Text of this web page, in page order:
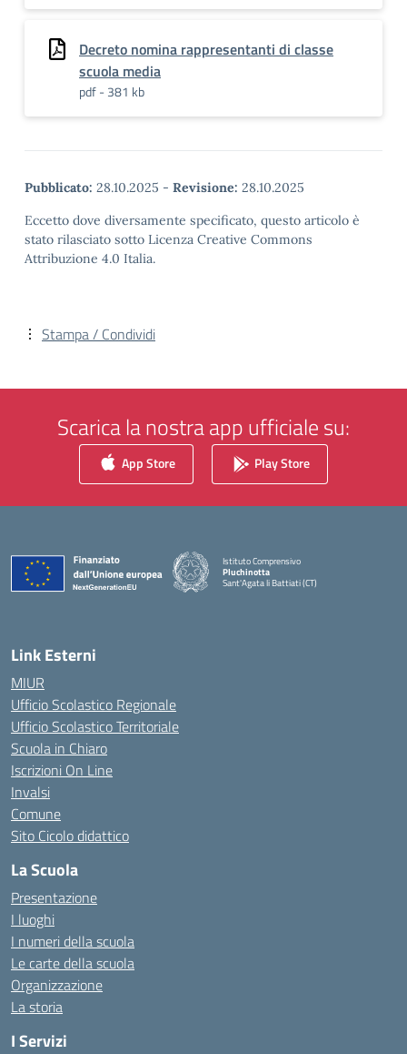
Decreto nomina rappresentanti di classe
scuola media
pdf - 381 kb
Pubblicato: 28.10.2025 - Revisione: 28.10.2025
Eccetto dove diversamente specificato, questo articolo è
stato rilasciato sotto Licenza Creative Commons
Attribuzione 4.0 Italia.
Stampa / Condividi
Scarica la nostra app ufficiale su:
App Store Play Store
Istituto Comprensivo
Pluchinotta
Sant'Agata li Battiati (CT)
— Visita la pagina iniziale della scuola
Link Esterni
MIUR
Ufficio Scolastico Regionale
Ufficio Scolastico Territoriale
Scuola in Chiaro
Iscrizioni On Line
Invalsi
Comune
Sito Cicolo didattico
La Scuola
Presentazione
I luoghi
I numeri della scuola
Le carte della scuola
Organizzazione
La storia
I Servizi